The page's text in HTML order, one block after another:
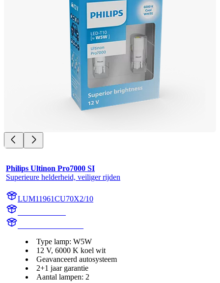
Philips Ultinon Pro7000 SI
Superieure helderheid, veiliger rijden
LUM11961CU70X2/10
Type lamp: W5W
12 V, 6000 K koel wit
Geavanceerd autosysteem
2+1 jaar garantie
Aantal lampen: 2